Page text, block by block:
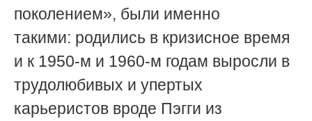
поколением», были именно
такими: родились в кризисное время
и к 1950-м и 1960-м годам выросли в
трудолюбивых и упертых
карьеристов вроде Пэгги из